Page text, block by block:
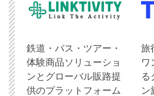
鉄道・バス・ツアー・
体験商品ソリューショ
ンとグローバル販路提
供のプラットフォーム
旅
ワ
る
ン